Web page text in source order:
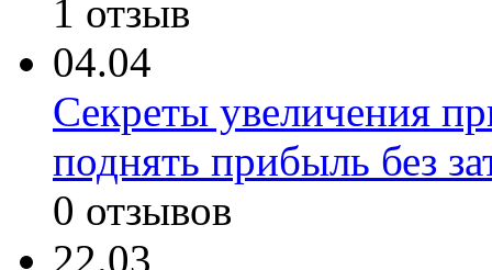
1 отзыв
04.04
Секреты увеличения
поднять прибыль без
0 отзывов
22.03